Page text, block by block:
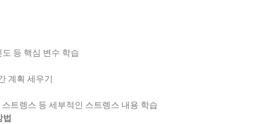
등 핵심 변수 학습
계획 세우기
트렝스 등 세부적인 스트렝스 내용 학습